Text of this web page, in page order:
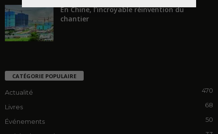
En Chine, l’incroyable réinvention du
chantier
CATÉGORIE POPULAIRE
Actualité 470
Livres 68
Événements 50